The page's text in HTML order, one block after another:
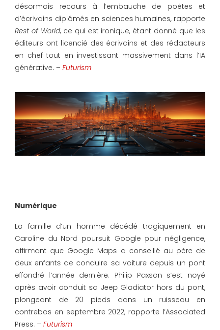
désormais recours à l’embauche de poètes et
d’écrivains diplômés en sciences humaines, rapporte
Rest of World, ce qui est ironique, étant donné que les
éditeurs ont licencié des écrivains et des rédacteurs
en chef tout en investissant massivement dans l’IA
générative. – Futurism
Numérique
La famille d’un homme décédé tragiquement en
Caroline du Nord poursuit Google pour négligence,
affirmant que Google Maps a conseillé au père de
deux enfants de conduire sa voiture depuis un pont
effondré l’année dernière. Philip Paxson s’est noyé
après avoir conduit sa Jeep Gladiator hors du pont,
plongeant de 20 pieds dans un ruisseau en
contrebas en septembre 2022, rapporte l’Associated
Press. – Futurism